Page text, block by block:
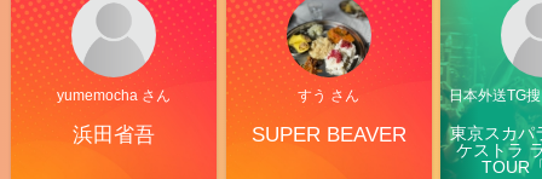
yumemocha さん
浜田省吾
すう さん
SUPER BEAVER
日本外送TG
東京スカパ
ケストラ
TOUR